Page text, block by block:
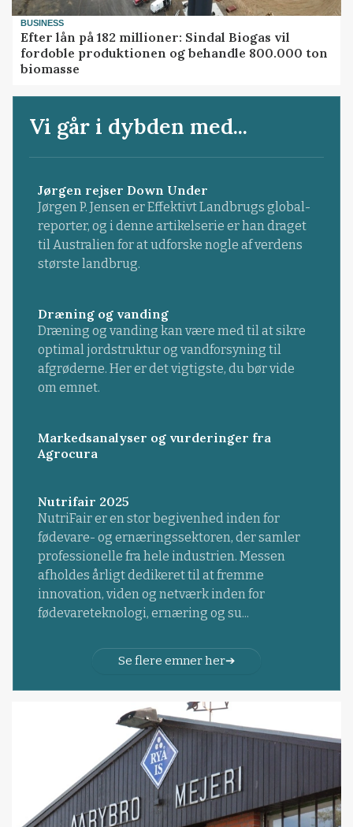
BUSINESS
Efter lån på 182 millioner: Sindal Biogas vil
fordoble produktionen og behandle 800.000 ton
biomasse
Vi går i dybden med...
Jørgen rejser Down Under
Jørgen P. Jensen er Effektivt Landbrugs global-
reporter, og i denne artikelserie er han draget
til Australien for at udforske nogle af verdens
største landbrug.
Dræning og vanding
Dræning og vanding kan være med til at sikre
optimal jordstruktur og vandforsyning til
afgrøderne. Her er det vigtigste, du bør vide
om emnet.
Markedsanalyser og vurderinger fra
Agrocura
Nutrifair 2025
NutriFair er en stor begivenhed inden for
fødevare- og ernæringssektoren, der samler
professionelle fra hele industrien. Messen
afholdes årligt dedikeret til at fremme
innovation, viden og netværk inden for
fødevareteknologi, ernæring og su...
Se flere emner her